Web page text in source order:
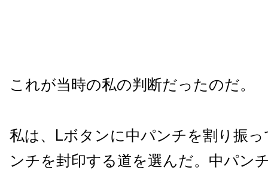
これが当時の私の判断だったのだ。
私は、Lボタンに中パンチを割り振
ンチを封印する道を選んだ。中パン